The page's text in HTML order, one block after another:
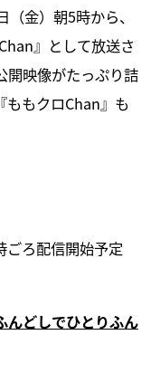
金）朝5時から、
』として放送さ
開映像がたっぷり詰
ももクロChan』も
ごろ配信開始予定
んどしでひとりふん